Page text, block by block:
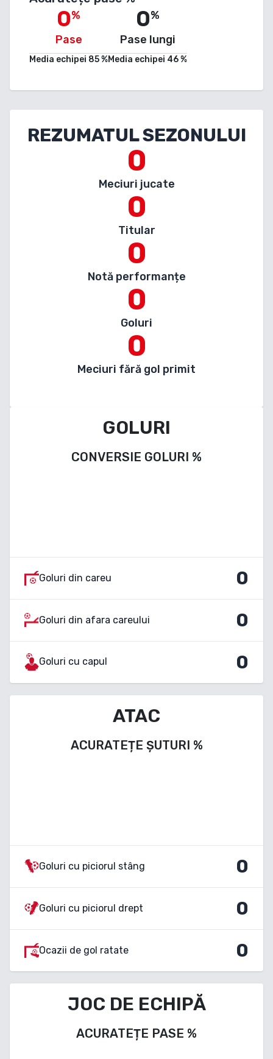
0%
Pase
Media echipei 85%
0%
Pase lungi
Media echipei 46%
REZUMATUL SEZONULUI
0
Meciuri jucate
0
Titular
0
Notă performanțe
0
Goluri
0
Meciuri fără gol primit
GOLURI
CONVERSIE GOLURI %
Goluri din careu 0
Goluri din afara careului 0
Goluri cu capul 0
ATAC
ACURATEȚE ȘUTURI %
Goluri cu piciorul stâng 0
Goluri cu piciorul drept 0
Ocazii de gol ratate 0
JOC DE ECHIPĂ
ACURATEȚE PASE %